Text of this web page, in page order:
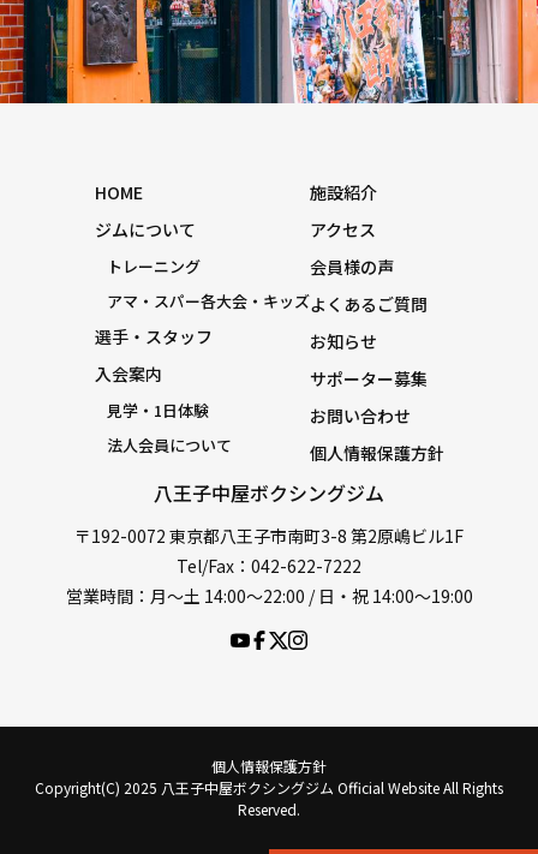
八王子中屋ボクシングジム
〒192-0072 東京都八王子市南町3-8 第2原嶋ビル1F
Tel/Fax：042-622-7222
営業時間：月〜土 14:00〜22:00 / 日・祝 14:00〜19:00
HOME
ジムについて
トレーニング
アマ・スパー各大会・キッズ
選手・スタッフ
入会案内
見学・1日体験
法人会員について
施設紹介
アクセス
会員様の声
よくあるご質問
お知らせ
サポーター募集
お問い合わせ
個人情報保護方針
個人情報保護方針
Copyright(C) 2025 八王子中屋ボクシングジム Official Website All Rights
Reserved.